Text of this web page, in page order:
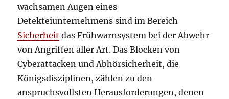
wachsamen Augen eines
Detekteiunternehmens sind im Bereich
Sicherheit das Frühwarnsystem bei der Abwehr
von Angriffen aller Art. Das Blocken von
Cyberattacken und Abhörsicherheit, die
Königsdisziplinen, zählen zu den
anspruchsvollsten Herausforderungen, denen